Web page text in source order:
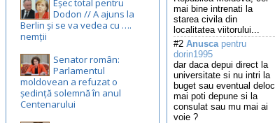
mai bine intrenati la
starea civila din
localitatea viitorului...
#2 Anuscapentru
dorin1995
dar daca depui direct la
universitate si nu intri la
buget sau eventual deloc
mai poti depune si la
consulat sau mu mai ai
voie ?
Eșec total pentru
Dodon // A ajuns la
Berlin și se va vedea cu ….
nemții
Senator român:
Parlamentul
moldovean a refuzat o
ședință solemnă în anul
Centenarului